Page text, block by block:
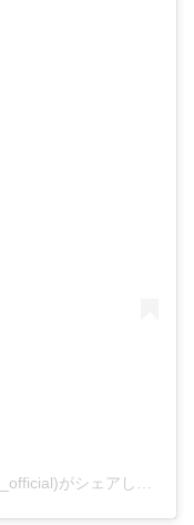
タマホーム株式会社さん(@tamahome_official)がシェアした投稿